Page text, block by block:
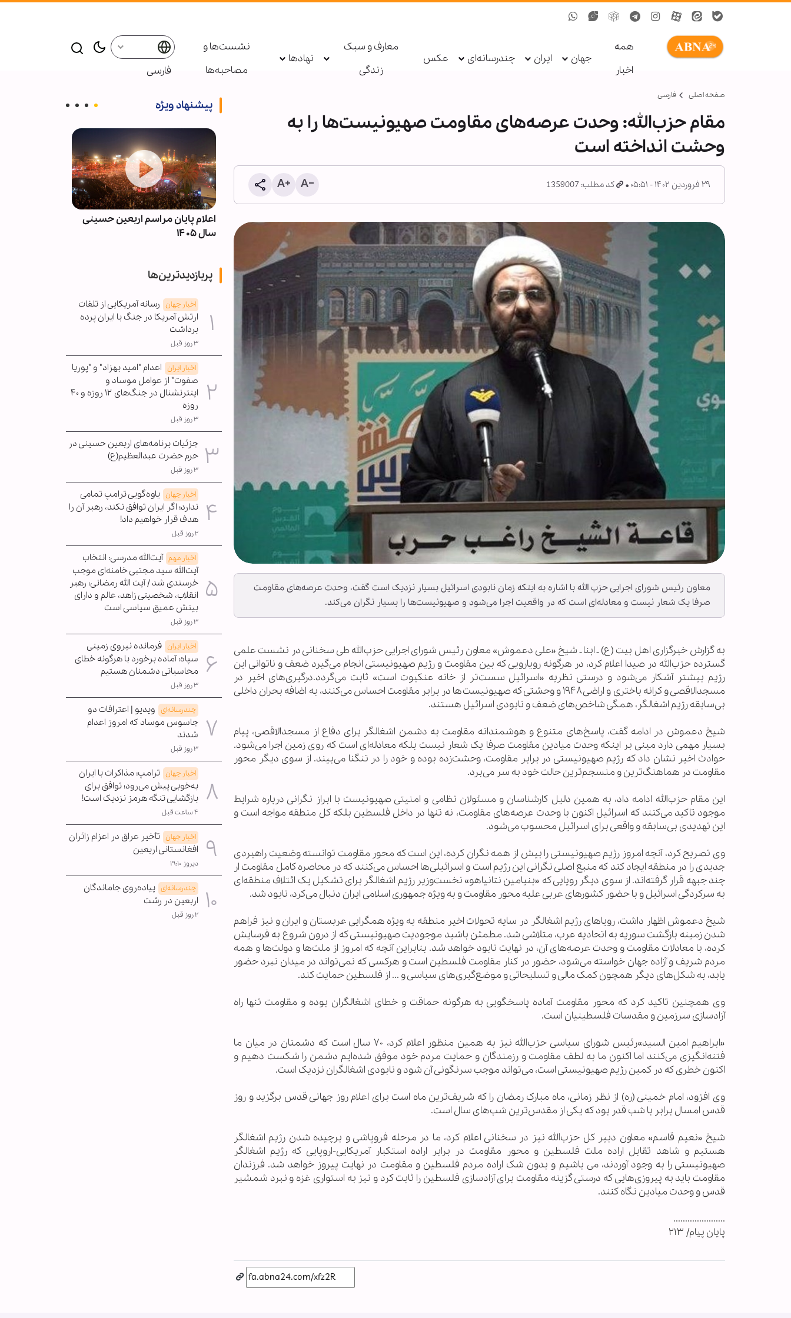
همه
اخبار
جهان ایران چندرسانه‌ای عکس
معارف و سبک
زندگی
نهادها
نشست‌ها و
مصاحبه‌ها
فارسی
صفحه اصلی فارسی
مقام حزب‌الله: وحدت عرصه‌های مقاومت صهیونیست‌ها را به
وحشت انداخته است
۲۹ فروردین ۱۴۰۲ - ۰۵:۵۱ کد مطلب: 1359007
معاون رئیس شورای اجرایی حزب الله با اشاره به اینکه زمان نابودی اسرائیل بسیار نزدیک است گفت، وحدت عرصه‌های مقاومت
صرفا یک شعار نیست و معادله‌ای است که در واقعیت اجرا می‌شود و صهیونیست‌ها را بسیار نگران می‌کند.
به گزارش خبرگزاری اهل بيت (ع) ـ ابنا ـ شیخ «علی دعموش» معاون رئیس شورای اجرایی حزب‌الله طی سخنانی در نشست علمی
گسترده حزب‌الله در صیدا اعلام کرد، در هرگونه رویارویی که بین مقاومت و رژیم صهیونیستی انجام می‌گیرد ضعف و ناتوانی این
رژیم بیشتر آشکار می‌شود و درستی نظریه «اسرائیل سست‌تر از خانه عنکبوت است» ثابت می‌گردد.درگیری‌های اخیر در
مسجدالاقصی و کرانه باختری و اراضی ۱۹۴۸ و وحشتی که صهیونیست‌ها در برابر مقاومت احساس می‌کنند، به اضافه بحران داخلی
بی‌سابقه رژیم اشغالگر، همگی شاخص‌های ضعف و نابودی اسرائیل هستند.
شیخ دعموش در ادامه گفت، پاسخ‌های متنوع و هوشمندانه مقاومت به دشمن اشغالگر برای دفاع از مسجدالاقصی، پیام
بسیار مهمی دارد مبنی بر اینکه وحدت میادین مقاومت صرفا یک شعار نیست بلکه معادله‌ای است که روی زمین اجرا می‌شود.
حوادث اخیر نشان داد که رژیم صهیونیستی در برابر مقاومت، وحشت‌زده بوده و خود را در تنگنا می‌بیند. از سوی دیگر محور
مقاومت در هماهنگ‌ترین و منسجم‌ترین حالت خود به سر می‌برد.
این مقام حزب‌الله ادامه داد، به همین دلیل کارشناسان و مسئولان نظامی و امنیتی صهیونیست با ابراز نگرانی درباره شرایط
موجود تاکید می‌کنند که اسرائیل اکنون با وحدت عرصه‌های مقاومت، نه تنها در داخل فلسطین بلکه کل منطقه مواجه است و
این تهدیدی بی‌سابقه و واقعی برای اسرائیل محسوب می‌شود.
وی تصریح کرد، آنچه امروز رژیم صهیونیستی را بیش از همه نگران کرده، این است که محور مقاومت توانسته وضعیت راهبردی
جدیدی را در منطقه ایجاد کند که منبع اصلی نگرانی این رژیم است و اسرائیلی‌ها احساس می‌کنند که در محاصره کامل مقاومت ار
چند جبهه قرار گرفته‌اند. از سوی دیگر رویایی که «بنیامین نتانیاهو» نخست‌وزیر رژیم اشغالگر برای تشکیل یک ائتلاف منطقه‌ای
به سرکردگی اسرائیل و با حضور کشورهای عربی علیه محور مقاومت و به ویژه جمهوری اسلامی ایران دنبال می‌کرد، نابود شد.
شیخ دعموش اظهار داشت، رویاهای رژیم اشغالگر در سایه تحولات اخیر منطقه به ویژه همگرایی عربستان و ایران و نیز فراهم
شدن زمینه بازگشت سوریه به اتحادیه عرب، متلاشی شد. مطمئن باشید موجودیت صهیونیستی که از درون شروع به فرسایش
کرده، با معادلات مقاومت و وحدت عرصه‌های آن، در نهایت نابود خواهد شد. بنابراین آنچه که امروز از ملت‌ها و دولت‌ها و همه
مردم شریف و آزاده جهان خواسته می‌شود، حضور در کنار مقاومت فلسطین است و هرکسی که نمی‌تواند در میدان نبرد حضور
یابد، به شکل‌های دیگر همچون کمک مالی و تسلیحاتی و موضع‌گیری‌های سیاسی و ... از فلسطین حمایت کند.
وی همچنین تاکید کرد که محور مقاومت آماده پاسخگویی به هرگونه حماقت و خطای اشغالگران بوده و مقاومت تنها راه
آزادسازی سرزمین و مقدسات فلسطینیان است.
«ابراهیم امین السید»رئیس شورای سیاسی حزب‌الله نیز به همین منظور اعلام کرد، ۷۰ سال است که دشمنان در میان ما
فتنه‌انگیزی می‌کنند اما اکنون ما به لطف مقاومت و رزمندگان و حمایت مردم خود موفق شده‌ایم دشمن را شکست دهیم و
اکنون خطری که در کمین رژیم صهیونیستی است، می‌تواند موجب سرنگونی آن شود و نابودی اشغالگران نزدیک است.
وی افزود، امام خمینی (ره) از نظر زمانی، ماه مبارک رمضان را که شریف‌ترین ماه است برای اعلام روز جهانی قدس برگزید و روز
قدس امسال برابر با شب قدر بود که یکی از مقدس‌ترین شب‌های سال است.
شیخ «نعیم قاسم» معاون دبیر کل حزب‌الله نیز در سخنانی اعلام کرد، ما در مرحله فروپاشی و برچیده شدن رژیم اشغالگر
هستیم و شاهد تقابل اراده ملت فلسطین و محور مقاومت در برابر اراده استکبار آمریکایی-اروپایی که رژیم اشغالگر
صهیونیستی را به وجود آوردند، می باشیم و بدون شک اراده مردم فلسطین و مقاومت در نهایت پیروز خواهد شد. فرزندان
مقاومت باید به پیروزی‌هایی که درستی گزینه مقاومت برای آزادسازی فلسطین را ثابت کرد و نیز به استواری غزه و نبرد شمشیر
قدس و وحدت میادین نگاه کنند.
......................
پايان پيام/ ۲۱۳
پیشنهاد ویژه
پادکست ابنا - روایت یک دهه | پشت
درهای جُرف
اعلام پایان مراسم اربعین حسینی
سال ۱۴۰۵
پربازدیدترین‌ها
اخبار جهان رسانه آمریکایی از تلفات
ارتش آمریکا در جنگ با ایران پرده
برداشت
۳ روز قبل
اخبار ایران اعدام "امید بهزاد" و "پوریا
صفوت" از عوامل موساد و
اینترنشنال در جنگ‌های ۱۲ روزه و ۴۰
روزه
۳ روز قبل
جزئیات برنامه‌های اربعین حسینی در
حرم حضرت عبدالعظیم(ع)
۳ روز قبل
اخبار جهان یاوه‌گویی ترامپ تمامی
ندارد؛ اگر ایران توافق نکند، رهبر آن را
هدف قرار خواهیم داد!
۲ روز قبل
اخبار مهم آیت‌الله مدرسی: انتخاب
آیت‌الله سید مجتبی خامنه‌ای موجب
خرسندی شد / آیت الله رمضانی: رهبر
انقلاب، شخصیتی زاهد، عالم و دارای
بینش عمیق سیاسی است
۳ روز قبل
اخبار ایران فرمانده نیروی زمینی
سپاه: آماده برخورد با هرگونه خطای
محاسباتی دشمنان هستیم
۳ روز قبل
چندرسانه‌ای ویدیو | اعترافات دو
جاسوس موساد که امروز اعدام
شدند
۳ روز قبل
اخبار جهان ترامپ: مذاکرات با ایران
به‌خوبی پیش می‌رود؛ توافق برای
بازگشایی تنگه هرمز نزدیک است!
۴ ساعت قبل
اخبار جهان تأخیر عراق در اعزام زائران
افغانستانی اربعین
دیروز ۱۹:۱۰
چندرسانه‌ای پیاده‌روی جاماندگان
اربعین در رشت
۲ روز قبل